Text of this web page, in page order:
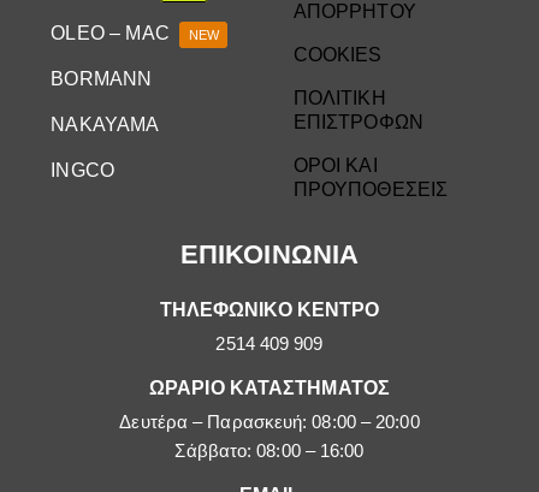
ΕΠΙΚΟΙΝΩΝΙΑ
ΤΗΛΕΦΩΝΙΚΟ ΚΕΝΤΡΟ
2514 409 909
ΩΡΑΡΙΟ ΚΑΤΑΣΤΗΜΑΤΟΣ
Δευτέρα – Παρασκευή: 08:00 – 20:00
Σάββατο: 08:00 – 16:00
OLEO – MAC NEW
BORMANN
NAKAYAMA
INGCO
ΑΠΟΡΡΗΤΟΥ
COOKIES
ΠΟΛΙΤΙΚΗ
ΕΠΙΣΤΡΟΦΩΝ
ΟΡΟΙ ΚΑΙ
ΠΡΟΥΠΟΘΕΣΕΙΣ